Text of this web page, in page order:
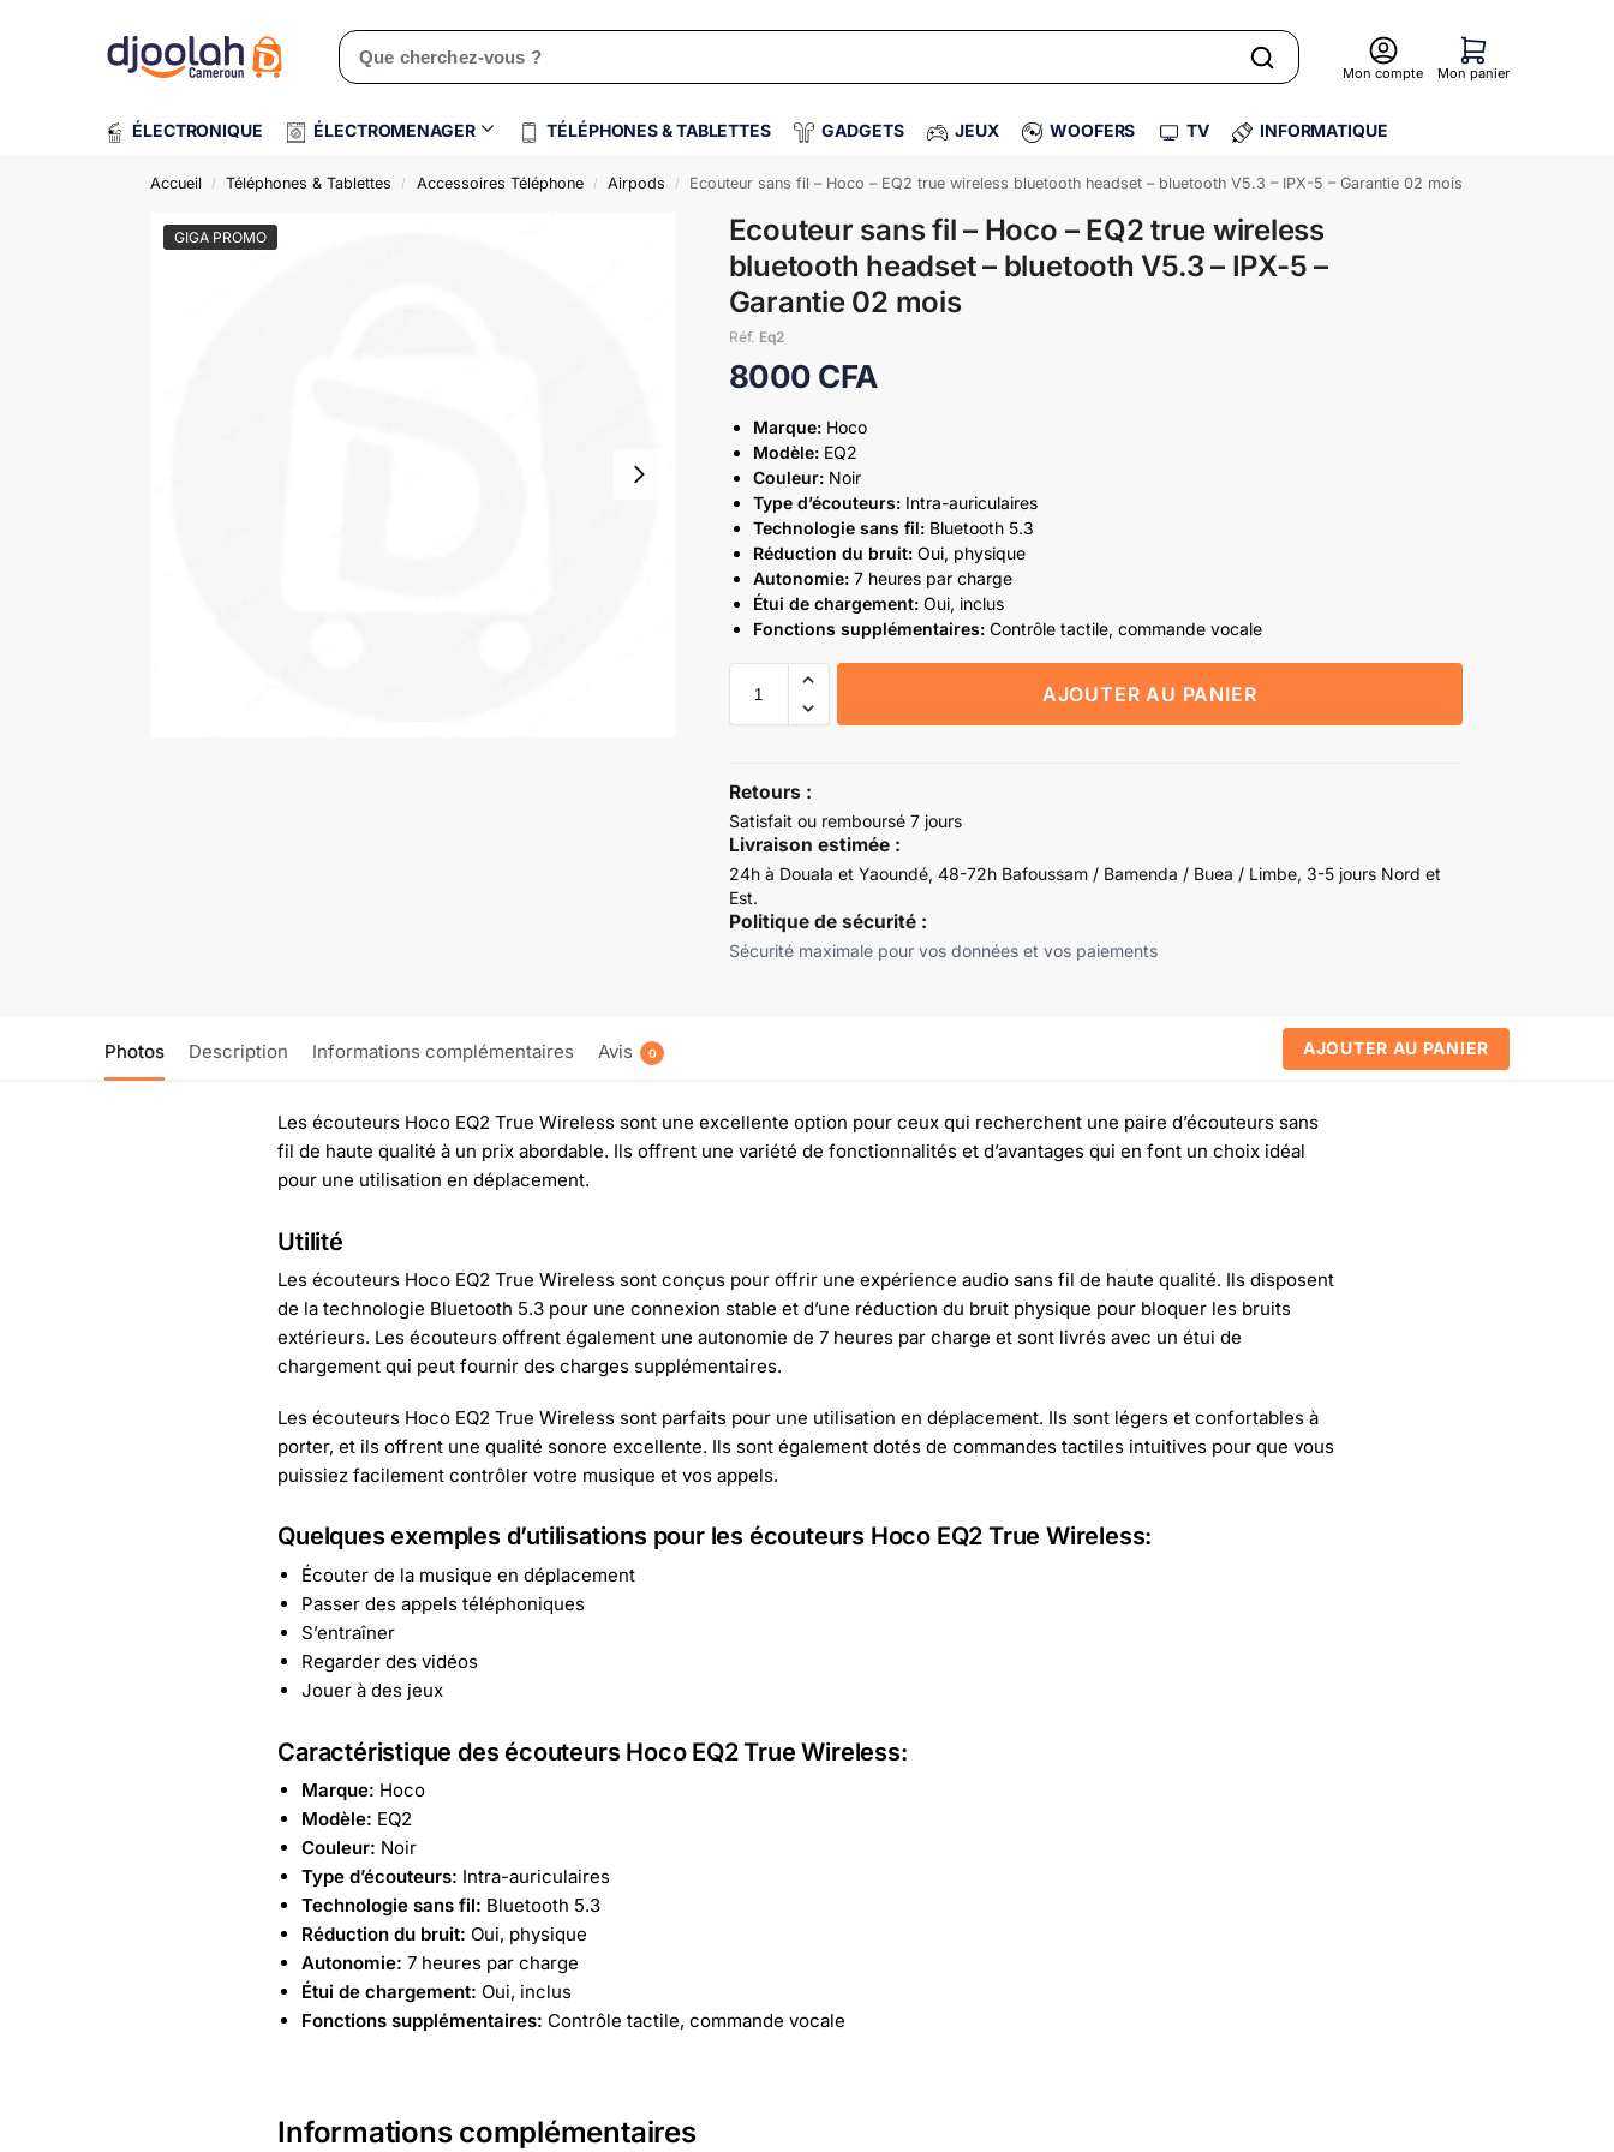
Rechercher un produit Mon compte Mon panier
ÉLECTRONIQUE ÉLECTROMENAGER TÉLÉPHONES & TABLETTES GADGETS JEUX WOOFERS TV INFORMATIQUE
Accueil / Téléphones & Tablettes / Accessoires Téléphone / Airpods / Ecouteur sans fil – Hoco – EQ2 true wireless bluetooth headset – bluetooth V5.3 – IPX-5 – Garantie 02 mois
GIGA PROMO
Ecouteur sans fil – Hoco – EQ2 true wireless
bluetooth headset – bluetooth V5.3 – IPX-5 –
Garantie 02 mois
Réf. Eq2
8000 CFA
Marque:Hoco
Modèle:EQ2
Couleur:Noir
Type d’écouteurs:Intra-auriculaires
Technologie sans fil:Bluetooth 5.3
Réduction du bruit:Oui, physique
Autonomie:7 heures par charge
Étui de chargement:Oui, inclus
Fonctions supplémentaires:Contrôle tactile, commande vocale
AJOUTER AU PANIER
Retours :
Satisfait ou remboursé 7 jours
Livraison estimée :
24h à Douala et Yaoundé, 48-72h Bafoussam / Bamenda / Buea / Limbe, 3-5 jours Nord et
Est.
Politique de sécurité :
Sécurité maximale pour vos données et vos paiements
Photos Description Informations complémentaires Avis 0 AJOUTER AU PANIER
Les écouteurs Hoco EQ2 True Wireless sont une excellente option pour ceux qui recherchent une paire d’écouteurs sans
fil de haute qualité à un prix abordable. Ils offrent une variété de fonctionnalités et d’avantages qui en font un choix idéal
pour une utilisation en déplacement.
Utilité
Les écouteurs Hoco EQ2 True Wireless sont conçus pour offrir une expérience audio sans fil de haute qualité. Ils disposent
de la technologie Bluetooth 5.3 pour une connexion stable et d’une réduction du bruit physique pour bloquer les bruits
extérieurs. Les écouteurs offrent également une autonomie de 7 heures par charge et sont livrés avec un étui de
chargement qui peut fournir des charges supplémentaires.
Les écouteurs Hoco EQ2 True Wireless sont parfaits pour une utilisation en déplacement. Ils sont légers et confortables à
porter, et ils offrent une qualité sonore excellente. Ils sont également dotés de commandes tactiles intuitives pour que vous
puissiez facilement contrôler votre musique et vos appels.
Quelques exemples d’utilisations pour les écouteurs Hoco EQ2 True Wireless:
Écouter de la musique en déplacement
Passer des appels téléphoniques
S’entraîner
Regarder des vidéos
Jouer à des jeux
Caractéristique des écouteurs Hoco EQ2 True Wireless:
Marque: Hoco
Modèle: EQ2
Couleur: Noir
Type d’écouteurs: Intra-auriculaires
Technologie sans fil: Bluetooth 5.3
Réduction du bruit: Oui, physique
Autonomie: 7 heures par charge
Étui de chargement: Oui, inclus
Fonctions supplémentaires: Contrôle tactile, commande vocale
Informations complémentaires